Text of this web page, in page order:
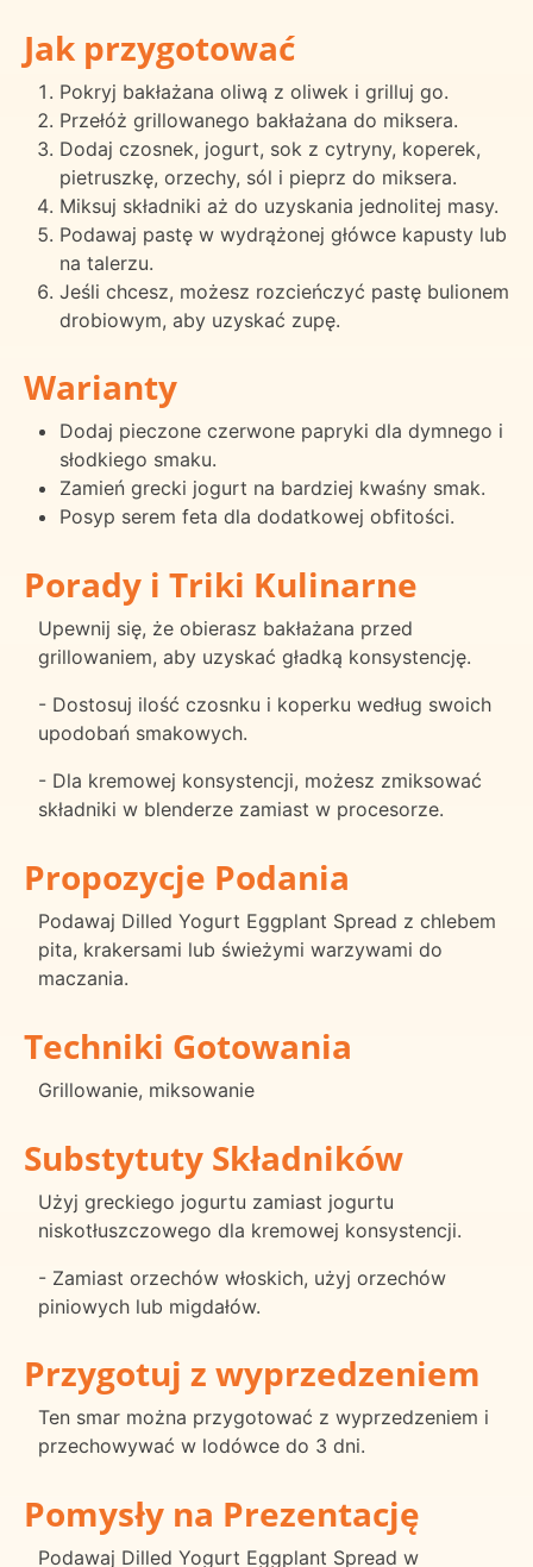
Jak przygotować
Pokryj bakłażana oliwą z oliwek i grilluj go.
Przełóż grillowanego bakłażana do miksera.
Dodaj czosnek, jogurt, sok z cytryny, koperek,
pietruszkę, orzechy, sól i pieprz do miksera.
Miksuj składniki aż do uzyskania jednolitej masy.
Podawaj pastę w wydrążonej główce kapusty lub
na talerzu.
Jeśli chcesz, możesz rozcieńczyć pastę bulionem
drobiowym, aby uzyskać zupę.
Warianty
Dodaj pieczone czerwone papryki dla dymnego i
słodkiego smaku.
Zamień grecki jogurt na bardziej kwaśny smak.
Posyp serem feta dla dodatkowej obfitości.
Porady i Triki Kulinarne
Upewnij się, że obierasz bakłażana przed
grillowaniem, aby uzyskać gładką konsystencję.
- Dostosuj ilość czosnku i koperku według swoich
upodobań smakowych.
- Dla kremowej konsystencji, możesz zmiksować
składniki w blenderze zamiast w procesorze.
Propozycje Podania
Podawaj Dilled Yogurt Eggplant Spread z chlebem
pita, krakersami lub świeżymi warzywami do
maczania.
Techniki Gotowania
Grillowanie, miksowanie
Substytuty Składników
Użyj greckiego jogurtu zamiast jogurtu
niskotłuszczowego dla kremowej konsystencji.
- Zamiast orzechów włoskich, użyj orzechów
piniowych lub migdałów.
Przygotuj z wyprzedzeniem
Ten smar można przygotować z wyprzedzeniem i
przechowywać w lodówce do 3 dni.
Pomysły na Prezentację
Podawaj Dilled Yogurt Eggplant Spread w